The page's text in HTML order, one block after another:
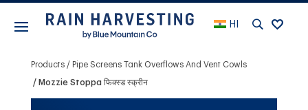
HI
Products Pipe Screens Tank Overflows And Vent Cowls
Mozzie Stoppa फिक्स्ड स्क्रीन